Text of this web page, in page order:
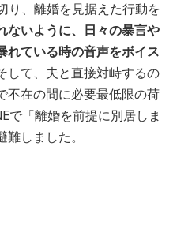
り、離婚を見据えた行動を
ないように、日々の暴言や
れている時の音声をボイス
して、夫と直接対峙するの
不在の間に必要最低限の荷
で「離婚を前提に別居しま
しました。